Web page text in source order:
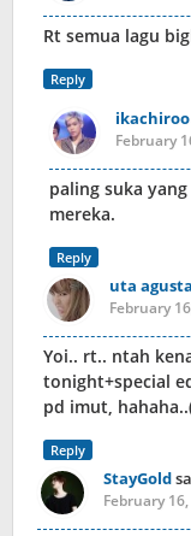
Rt semua lagu
Reply
ikachiroo
February
paling suka yang
mereka.
Reply
uta agusta
February
Yoi.. rt.. ntah
tonight+special
pd imut,
Reply
StayGold
February